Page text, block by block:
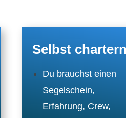
Selbst
Du brauchst einen
Segelschein,
Erfahrung, Crew,